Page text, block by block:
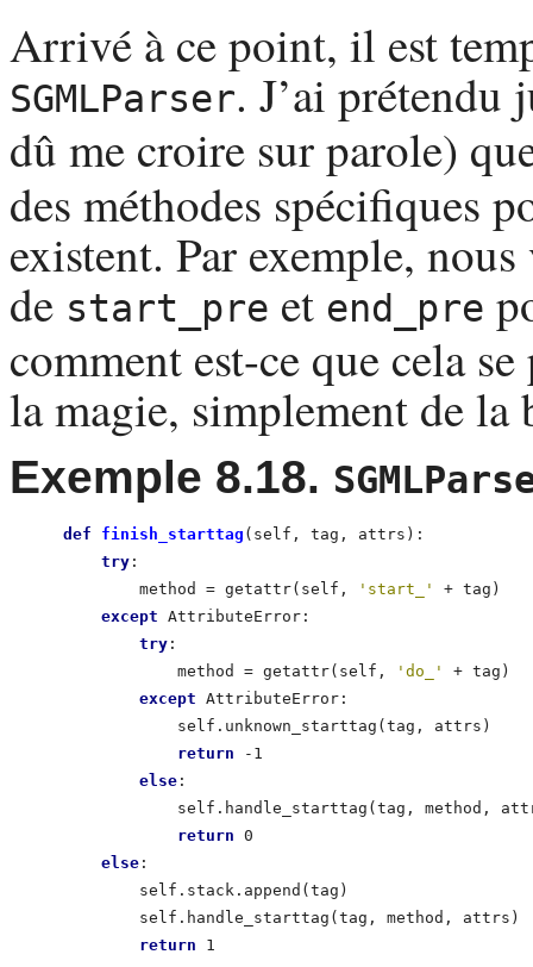
Arrivé à ce point, il est
SGMLParser. J’ai prétendu
dû me croire sur parole)
des méthodes spécifiques
existent. Par exemple,
de start_pre et end_pre
comment est-ce que cela
la magie, simplement de
Exemple 8.18.
def finish_starttag (self, tag,
try
            method = getattr(self,
'start_'
+
except
try
                method = getattr(self,
'do_'
+
except
self.unknown_starttag(tag,
return -
else
self.handle_starttag(tag, method,
return
else
self.handle_starttag(tag, method,
return